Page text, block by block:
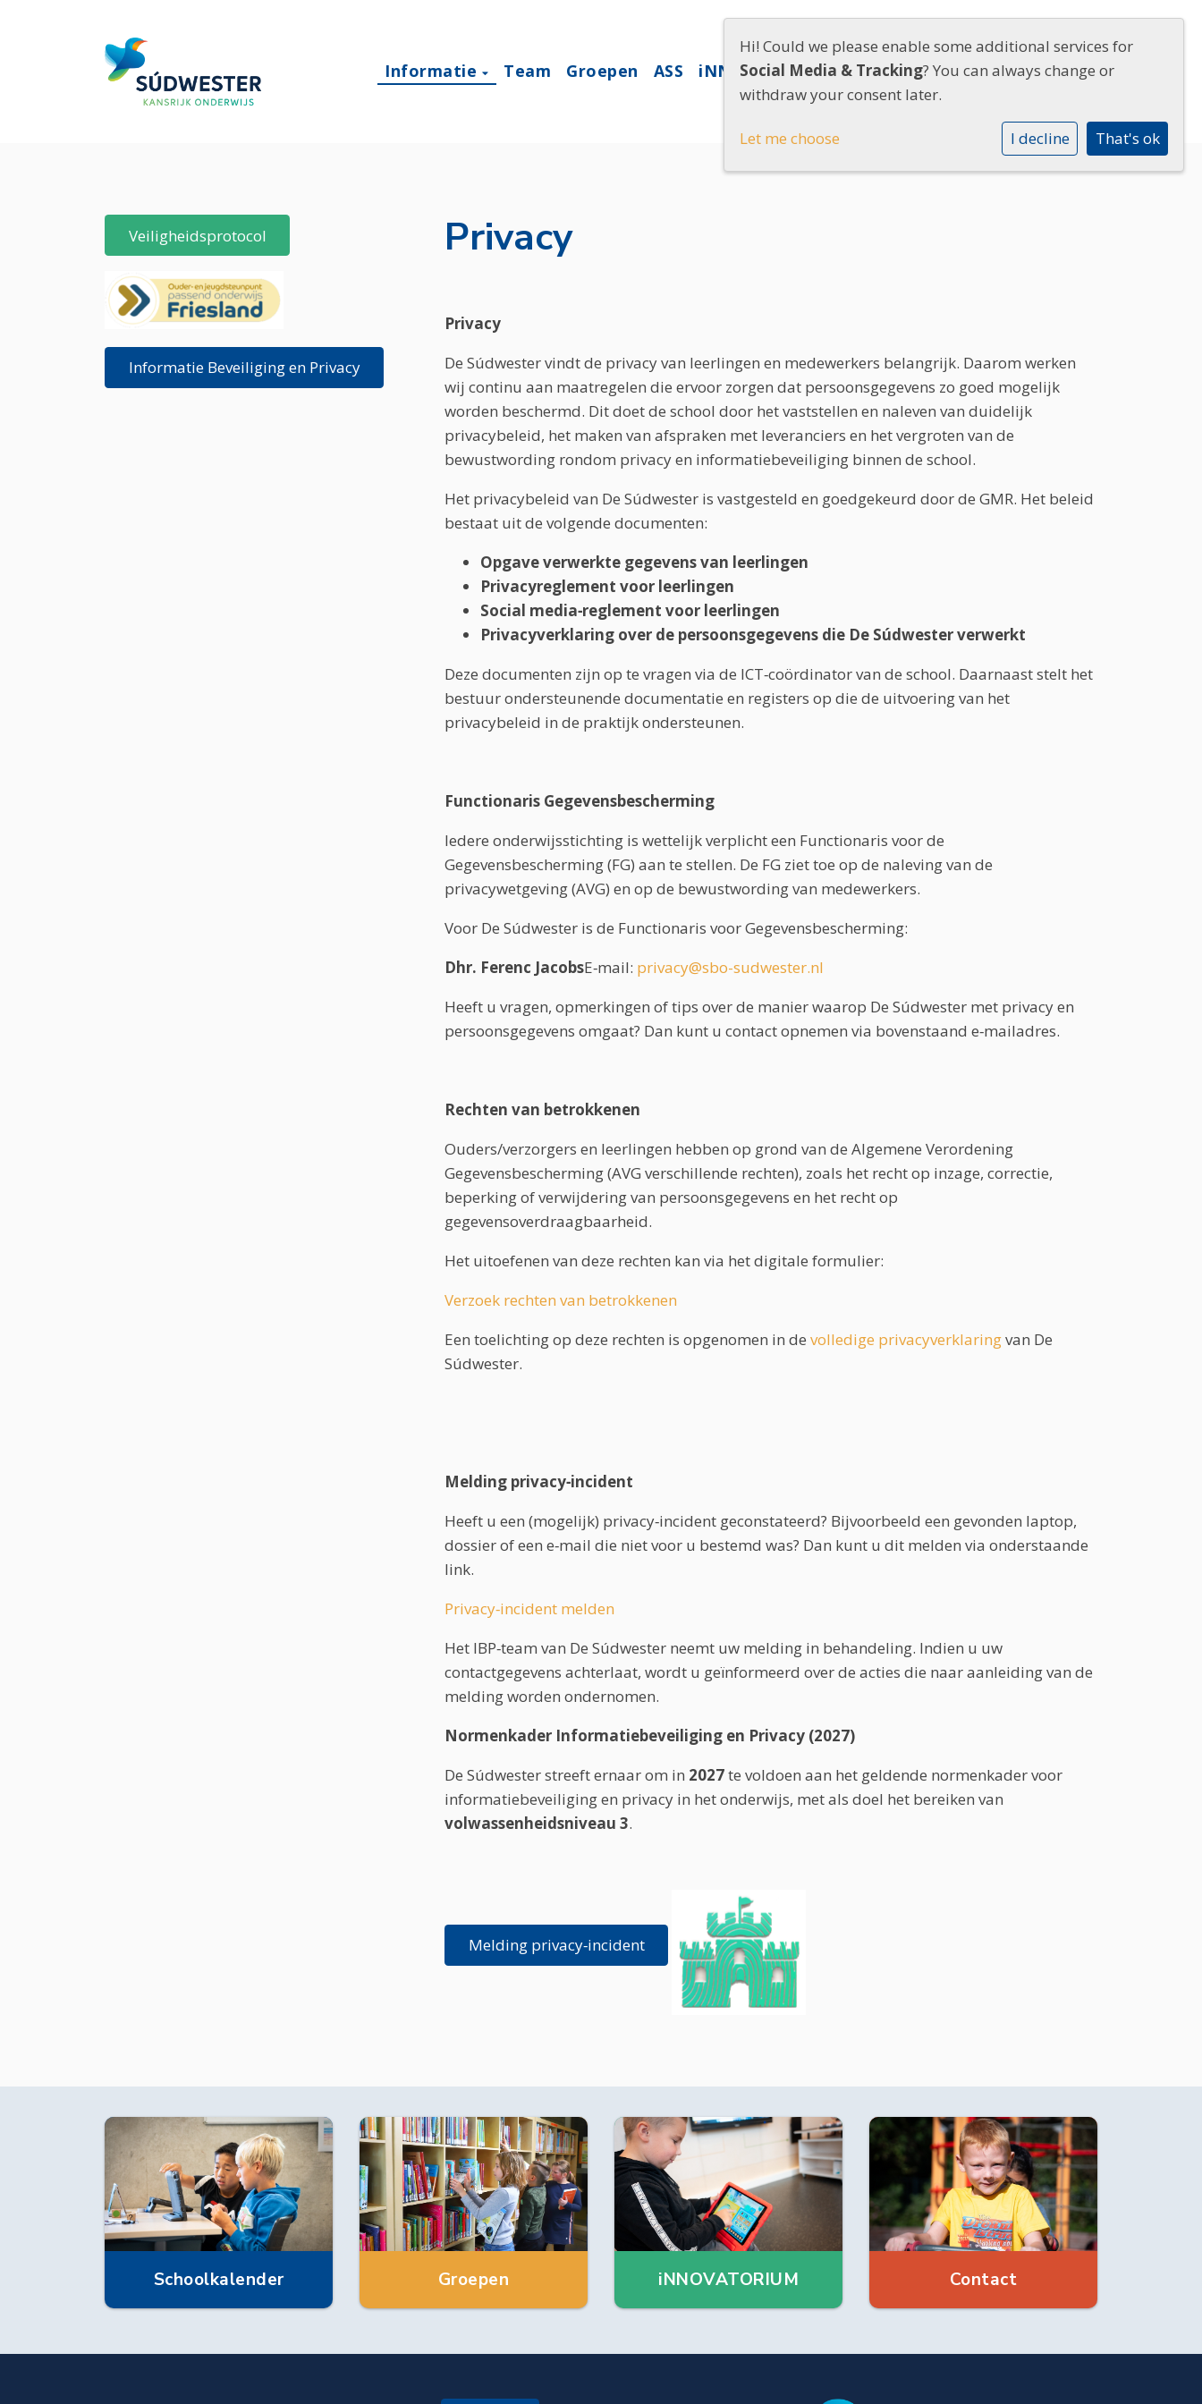
Informatie Team Groepen ASS iNNOVATORIUM Contact
Veiligheidsprotocol
Informatie Beveiliging en Privacy
Privacy
Privacy
De Súdwester vindt de privacy van leerlingen en medewerkers belangrijk. Daarom werken
wij continu aan maatregelen die ervoor zorgen dat persoonsgegevens zo goed mogelijk
worden beschermd. Dit doet de school door het vaststellen en naleven van duidelijk
privacybeleid, het maken van afspraken met leveranciers en het vergroten van de
bewustwording rondom privacy en informatiebeveiliging binnen de school.
Het privacybeleid van De Súdwester is vastgesteld en goedgekeurd door de GMR. Het beleid
bestaat uit de volgende documenten:
Opgave verwerkte gegevens van leerlingen
Privacyreglement voor leerlingen
Social media‑reglement voor leerlingen
Privacyverklaring over de persoonsgegevens die De Súdwester verwerkt
Deze documenten zijn op te vragen via de ICT‑coördinator van de school. Daarnaast stelt het
bestuur ondersteunende documentatie en registers op die de uitvoering van het
privacybeleid in de praktijk ondersteunen.
Functionaris Gegevensbescherming
Iedere onderwijsstichting is wettelijk verplicht een Functionaris voor de
Gegevensbescherming (FG) aan te stellen. De FG ziet toe op de naleving van de
privacywetgeving (AVG) en op de bewustwording van medewerkers.
Voor De Súdwester is de Functionaris voor Gegevensbescherming:
Dhr. Ferenc JacobsE‑mail: privacy@sbo-sudwester.nl
Heeft u vragen, opmerkingen of tips over de manier waarop De Súdwester met privacy en
persoonsgegevens omgaat? Dan kunt u contact opnemen via bovenstaand e‑mailadres.
Rechten van betrokkenen
Ouders/verzorgers en leerlingen hebben op grond van de Algemene Verordening
Gegevensbescherming (AVG verschillende rechten), zoals het recht op inzage, correctie,
beperking of verwijdering van persoonsgegevens en het recht op
gegevensoverdraagbaarheid.
Het uitoefenen van deze rechten kan via het digitale formulier:
Verzoek rechten van betrokkenen
Een toelichting op deze rechten is opgenomen in de volledige privacyverklaringvan De
Súdwester.
Melding privacy‑incident
Heeft u een (mogelijk) privacy‑incident geconstateerd? Bijvoorbeeld een gevonden laptop,
dossier of een e‑mail die niet voor u bestemd was? Dan kunt u dit melden via onderstaande
link.
Privacy‑incident melden
Het IBP‑team van De Súdwester neemt uw melding in behandeling. Indien u uw
contactgegevens achterlaat, wordt u geïnformeerd over de acties die naar aanleiding van de
melding worden ondernomen.
Normenkader Informatiebeveiliging en Privacy (2027)
De Súdwester streeft ernaar om in 2027te voldoen aan het geldende normenkader voor
informatiebeveiliging en privacy in het onderwijs, met als doel het bereiken van
volwassenheidsniveau 3.
Melding privacy‑incident
Schoolkalender Groepen iNNOVATORIUM Contact
Hi! Could we please enable some additional services for
Social Media & Tracking? You can always change or
withdraw your consent later.
Let me choose I decline That's ok